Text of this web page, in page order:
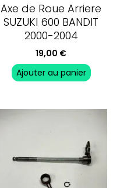
Axe de Roue Arriere
SUZUKI 600 BANDIT
2000-2004
19,00 €
Ajouter au panier